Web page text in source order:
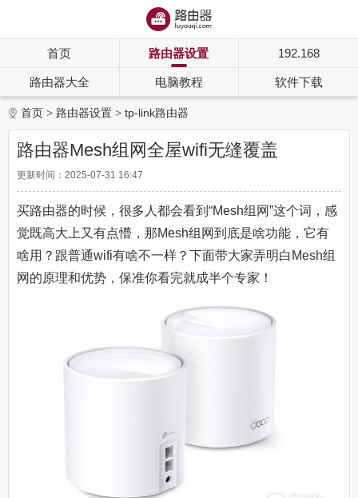
首页 路由器设置 192.168
路由器大全 电脑教程 软件下载
首页 路由器设置 tp-link路由器
路由器Mesh组网全屋wifi无缝覆盖
更新时间：2025-07-31 16:47
买路由器的时候，很多人都会看到“Mesh组网”这个词，感
觉既高大上又有点懵，那Mesh组网到底是啥功能，它有
啥用？跟普通wifi有啥不一样？下面带大家弄明白Mesh组
网的原理和优势，保准你看完就成半个专家！